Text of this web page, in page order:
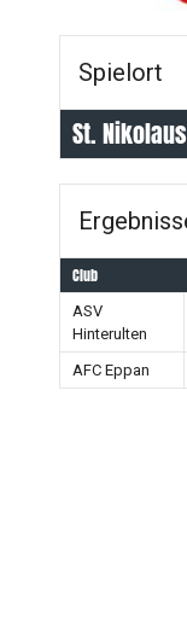
Spielort
St. Nikolaus
Club
ASV
Hinterulten
AFC Eppan